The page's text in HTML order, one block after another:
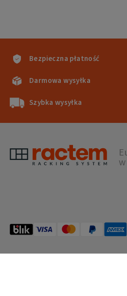
Bezpieczna płatność
Darmowa wysyłka
Szybka wysyłka